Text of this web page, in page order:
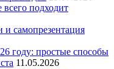
подходит
самопрезентация
году: простые способы
11.05.2026